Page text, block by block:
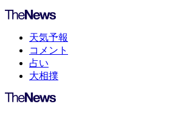
天気予報
コメント
占い
大相撲